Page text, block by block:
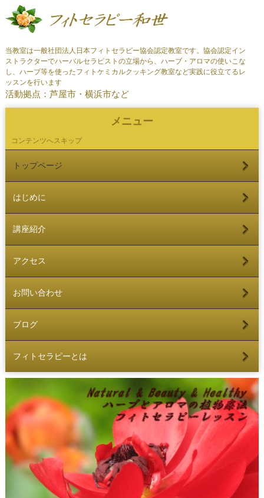
当教室は一般社団法人日本フィトセラピー協会認定教室です。協会認定イン
ストラクターでハーバルセラピストの立場から、ハーブ・アロマの使いこな
し、ハーブ等を使ったフィトケミカルクッキング教室など実践に役立てるレ
ッスンを行います
活動拠点：芦屋市・横浜市など
メニュー
コンテンツへスキップ
トップページ
はじめに
講座紹介
アクセス
お問い合わせ
ブログ
フィトセラピーとは